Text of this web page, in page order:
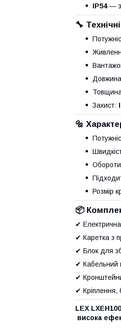
IP54—
🔧
Захист:
🔩
Розмір
📦
✔
✔ Каретка з
✔ Блок для
✔ Кабельний
✔
✔ Кріплення,
LEX
висока